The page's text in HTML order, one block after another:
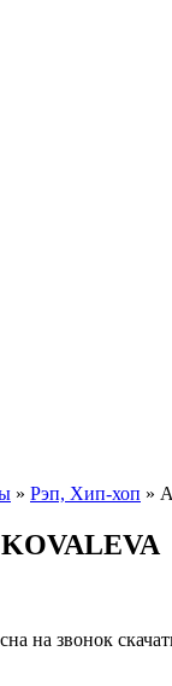
» Рэп, Хип-хоп »